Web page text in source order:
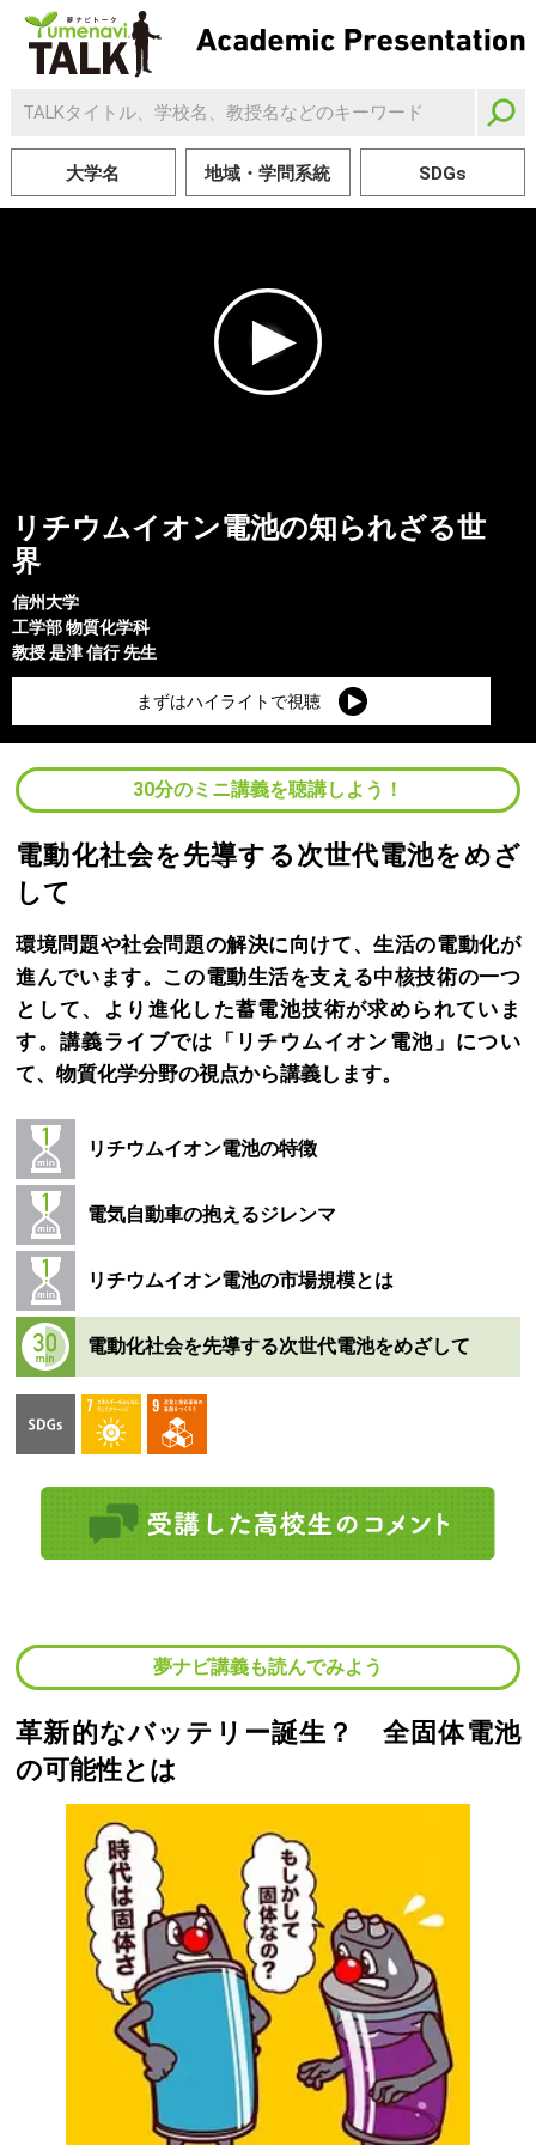
大学名 地域・学問系統 SDGs
リチウムイオン電池の知られざる世
界
信州大学
工学部物質化学科
教授是津 信行先生
まずはハイライトで視聴
30分のミニ講義を聴講しよう！
電動化社会を先導する次世代電池をめざ
して
環境問題や社会問題の解決に向けて、生活の電動化が
進んでいます。この電動生活を支える中核技術の一つ
として、より進化した蓄電池技術が求められていま
す。講義ライブでは「リチウムイオン電池」につい
て、物質化学分野の視点から講義します。
リチウムイオン電池の特徴
電気自動車の抱えるジレンマ
リチウムイオン電池の市場規模とは
電動化社会を先導する次世代電池をめざして
夢ナビ講義も読んでみよう
革新的なバッテリー誕生？ 全固体電池
の可能性とは